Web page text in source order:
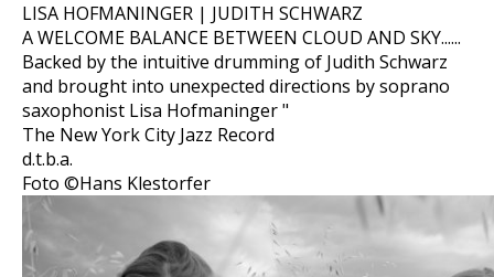
LISA HOFMANINGER | JUDITH SCHWARZ
A WELCOME BALANCE BETWEEN CLOUD AND SKY......
Backed by the intuitive drumming of Judith Schwarz
and brought into unexpected directions by soprano
saxophonist Lisa Hofmaninger "
The New York City Jazz Record
d.t.b.a.
Foto ©Hans Klestorfer